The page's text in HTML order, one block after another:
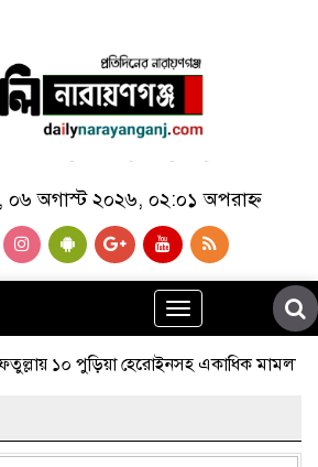
০৬ অগাস্ট ২০২৬, ০২:০১ অপরাহ্ন
Toggle
navigation
১০ পুড়িয়া হেরোইনসহ একাধিক মামলার আসামি